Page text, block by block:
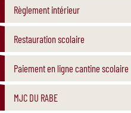
Règlement intérieur
Restauration scolaire
Paiement en ligne cantine scolaire
MJC DU RABE